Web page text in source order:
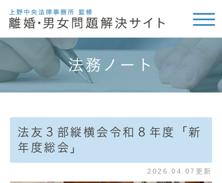
法務ノート
法友３部縦横会令和８年度「新
年度総会」
2026.04.07更新